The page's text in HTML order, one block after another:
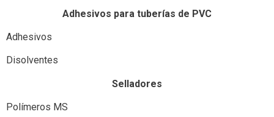
Adhesivos para tuberías de PVC
Adhesivos
Disolventes
Selladores
Polímeros MS